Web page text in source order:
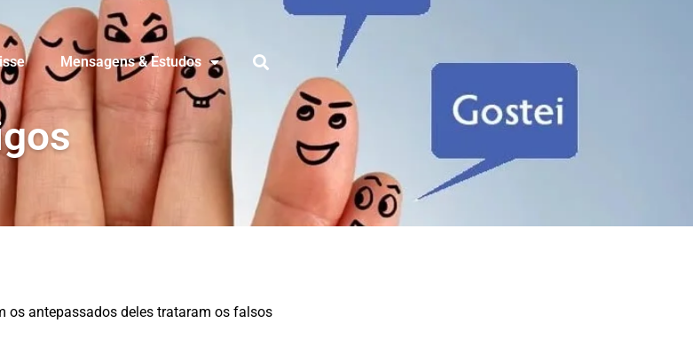
Mensagens & Estudos
os antepassados deles trataram os falsos